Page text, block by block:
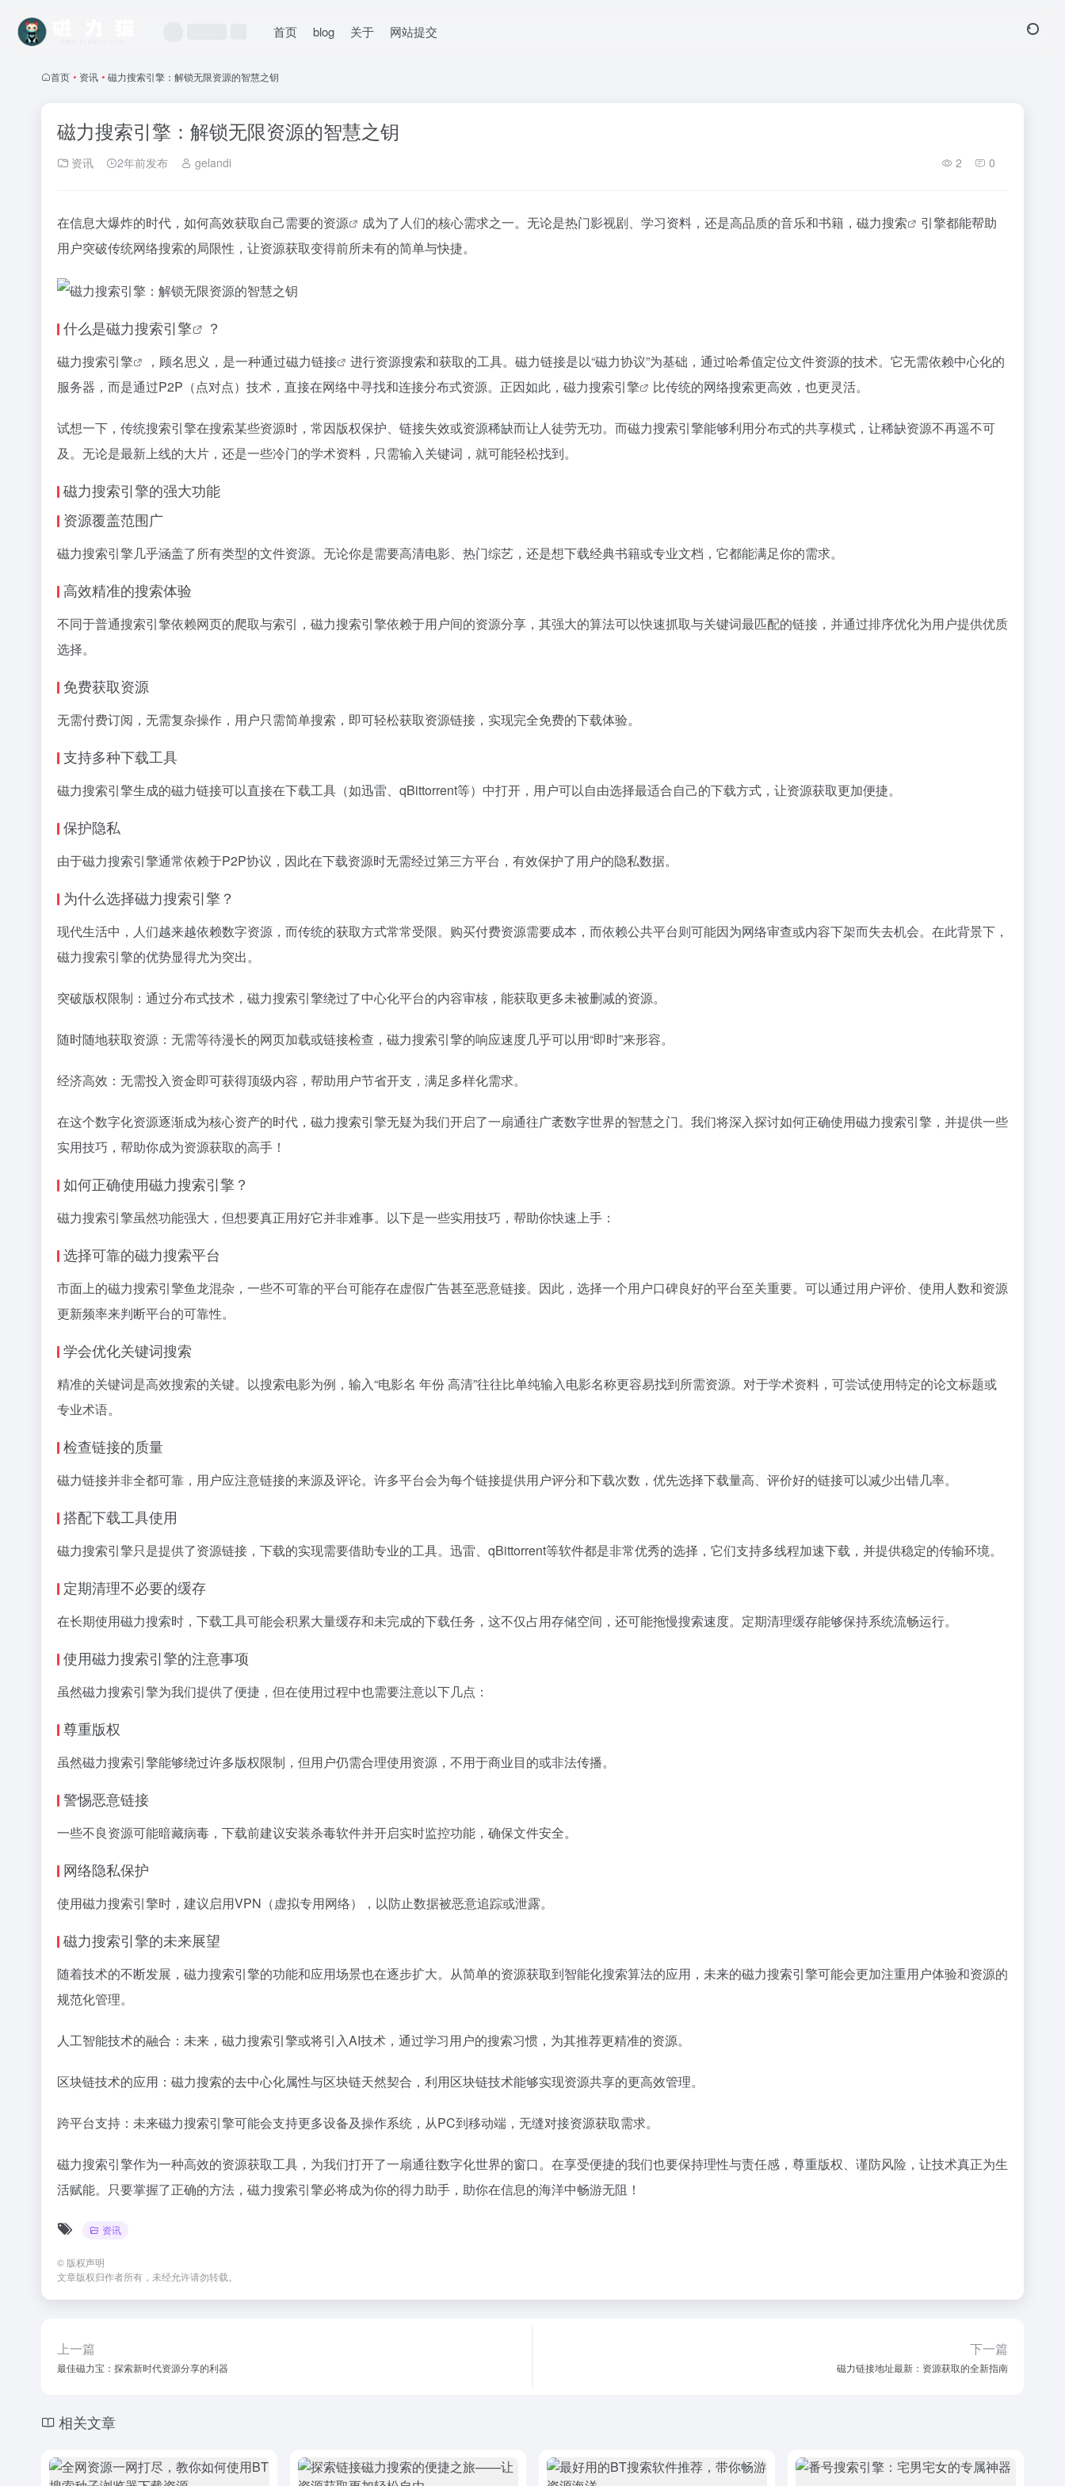
首页 blog 关于 网站提交
首页 • 资讯 • 磁力搜索引擎：解锁无限资源的智慧之钥
磁力搜索引擎：解锁无限资源的智慧之钥
资讯 2年前发布 gelandi 2 0
在信息大爆炸的时代，如何高效获取自己需要的资源 成为了人们的核心需求之一。无论是热门影视剧、学习资料，还是高品质的音乐和书籍， 磁力搜索
引擎都能帮助
用户突破传统网络搜索的局限性，让资源获取变得前所未有的简单与快捷。
什么是磁力搜索引擎 ？
磁力搜索引擎 ，顾名思义，是一种通过磁力链接 进行资源搜索和获取的工具。 磁力链接是以“磁力协议”为基础，通过哈希值定位文件资源的技术。它无需依赖中心化的
服务器，而是通过P2P（点对点）技术，直接在网络中寻找和连接分布式资源。正因如此， 磁力搜索引擎 比传统的网络搜索更高效，也更灵活。
试想一下，传统搜索引擎在搜索某些资源时，常因版权保护、链接失效或资源稀缺而让人徒劳无功。而磁力搜索引擎能够利用分布式的共享模式，让稀缺资源不再遥不可
及。无论是最新上线的大片，还是一些冷门的学术资料，只需输入关键词，就可能轻松找到。
磁力搜索引擎的强大功能
资源覆盖范围广
磁力搜索引擎几乎涵盖了所有类型的文件资源。无论你是需要高清电影、热门综艺，还是想下载经典书籍或专业文档，它都能满足你的需求。
高效精准的搜索体验
不同于普通搜索引擎依赖网页的爬取与索引， 磁力搜索引擎依赖于用户间的资源分享，其强大的算法可以快速抓取与关键词最匹配的链接，并通过排序优化为用户提供优质
选择。
免费获取资源
无需付费订阅，无需复杂操作，用户只需简单搜索，即可轻松获取资源链接，实现完全免费的下载体验。
支持多种下载工具
磁力搜索引擎生成的磁力链接可以直接在下载工具（如迅雷、qBittorrent等）中打开，用户可以自由选择最适合自己的下载方式，让资源获取更加便捷。
保护隐私
由于磁力搜索引擎通常依赖于P2P协议，因此在下载资源时无需经过第三方平台，有效保护了用户的隐私数据。
为什么选择磁力搜索引擎？
现代生活中，人们越来越依赖数字资源，而传统的获取方式常常受限。购买付费资源需要成本，而依赖公共平台则可能因为网络审查或内容下架而失去机会。在此背景下，
磁力搜索引擎的优势显得尤为突出。
突破版权限制：通过分布式技术，磁力搜索引擎绕过了中心化平台的内容审核，能获取更多未被删减的资源。
随时随地获取资源：无需等待漫长的网页加载或链接检查，磁力搜索引擎的响应速度几乎可以用“即时”来形容。
经济高效：无需投入资金即可获得顶级内容，帮助用户节省开支，满足多样化需求。
在这个数字化资源逐渐成为核心资产的时代，磁力搜索引擎无疑为我们开启了一扇通往广袤数字世界的智慧之门。我们将深入探讨如何正确使用磁力搜索引擎，并提供一些
实用技巧，帮助你成为资源获取的高手！
如何正确使用磁力搜索引擎？
磁力搜索引擎虽然功能强大，但想要真正用好它并非难事。以下是一些实用技巧，帮助你快速上手：
选择可靠的磁力搜索平台
市面上的磁力搜索引擎鱼龙混杂，一些不可靠的平台可能存在虚假广告甚至恶意链接。因此，选择一个用户口碑良好的平台至关重要。可以通过用户评价、使用人数和资源
更新频率来判断平台的可靠性。
学会优化关键词搜索
精准的关键词是高效搜索的关键。以搜索电影为例，输入“电影名 年份 高清”往往比单纯输入电影名称更容易找到所需资源。对于学术资料，可尝试使用特定的论文标题或
专业术语。
检查链接的质量
磁力链接并非全都可靠，用户应注意链接的来源及评论。许多平台会为每个链接提供用户评分和下载次数，优先选择下载量高、评价好的链接可以减少出错几率。
搭配下载工具使用
磁力搜索引擎只是提供了资源链接，下载的实现需要借助专业的工具。迅雷、qBittorrent等软件都是非常优秀的选择，它们支持多线程加速下载，并提供稳定的传输环境。
定期清理不必要的缓存
在长期使用磁力搜索时，下载工具可能会积累大量缓存和未完成的下载任务，这不仅占用存储空间，还可能拖慢搜索速度。定期清理缓存能够保持系统流畅运行。
使用磁力搜索引擎的注意事项
虽然磁力搜索引擎为我们提供了便捷，但在使用过程中也需要注意以下几点：
尊重版权
虽然磁力搜索引擎能够绕过许多版权限制，但用户仍需合理使用资源，不用于商业目的或非法传播。
警惕恶意链接
一些不良资源可能暗藏病毒，下载前建议安装杀毒软件并开启实时监控功能，确保文件安全。
网络隐私保护
使用磁力搜索引擎时，建议启用VPN（虚拟专用网络），以防止数据被恶意追踪或泄露。
磁力搜索引擎的未来展望
随着技术的不断发展，磁力搜索引擎的功能和应用场景也在逐步扩大。从简单的资源获取到智能化搜索算法的应用，未来的磁力搜索引擎可能会更加注重用户体验和资源的
规范化管理。
人工智能技术的融合：未来，磁力搜索引擎或将引入AI技术，通过学习用户的搜索习惯，为其推荐更精准的资源。
区块链技术的应用：磁力搜索的去中心化属性与区块链天然契合，利用区块链技术能够实现资源共享的更高效管理。
跨平台支持：未来磁力搜索引擎可能会支持更多设备及操作系统，从PC到移动端，无缝对接资源获取需求。
磁力搜索引擎作为一种高效的资源获取工具，为我们打开了一扇通往数字化世界的窗口。在享受便捷的我们也要保持理性与责任感，尊重版权、谨防风险，让技术真正为生
活赋能。只要掌握了正确的方法，磁力搜索引擎必将成为你的得力助手，助你在信息的海洋中畅游无阻！
资讯
© 版权声明
文章版权归作者所有，未经允许请勿转载。
上一篇
最佳磁力宝：探索新时代资源分享的利器
下一篇
磁力链接地址最新：资源获取的全新指南
相关文章